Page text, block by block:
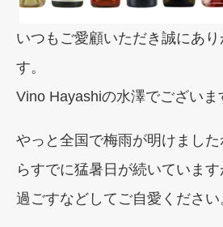
いつもご愛顧いただき誠にあり
す。
Vino Hayashiの水澤でございま
やっと全国で梅雨が明けまし
らすでに猛暑日が続いていま
過ごすなどしてご自愛ください